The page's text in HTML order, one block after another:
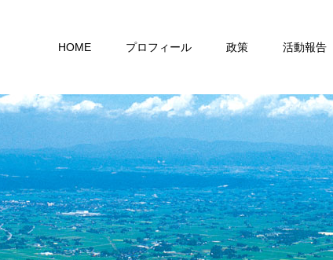
HOME プロフィール 政策 活動報告